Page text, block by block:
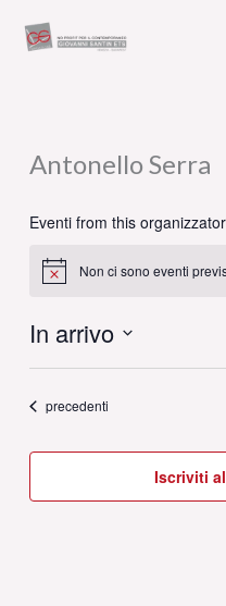
Antonello Serra
Eventi from this
Notice Non ci sono eventi
In arrivo
data.
Eventi
precedenti
Iscriviti